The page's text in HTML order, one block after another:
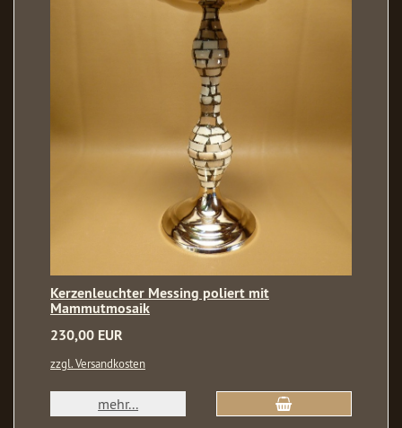
Kerzenleuchter Messing poliert mit
Mammutmosaik
230,00 EUR
zzgl. Versandkosten
mehr...